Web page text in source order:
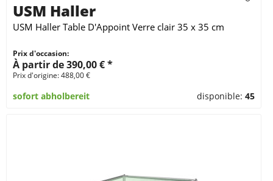
USM Haller
USM Haller Table D'Appoint Verre clair 35 x 35 cm
Prix d'occasion:
À partir de 390,00 € *
Prix d'origine: 488,00 €
sofort abholbereit disponible:45